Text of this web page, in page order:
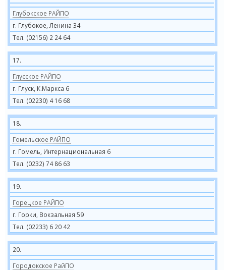
Глубокское РАЙПО
г. Глубокое, Ленина 34
Тел. (02156) 2 24 64
17.
Глусское РАЙПО
г. Глуск, К.Маркса 6
Тел. (02230) 4 16 68
18.
Гомельское РАЙПО
г. Гомель, Интернациональная 6
Тел. (0232) 74 86 63
19.
Горецкое РАЙПО
г. Горки, Вокзальная 59
Тел. (02233) 6 20 42
20.
Городокское РайПО